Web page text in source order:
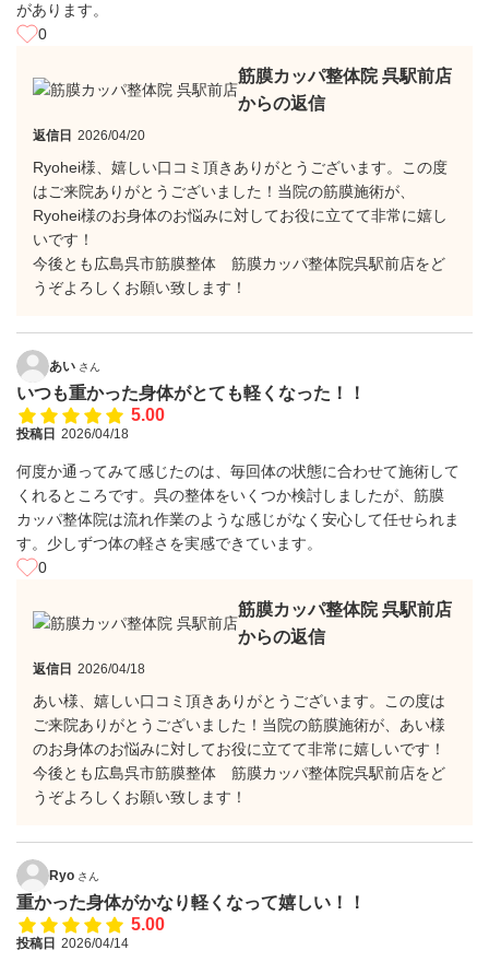
があります。
0
筋膜カッパ整体院 呉駅前店
からの返信
返信日 2026/04/20
Ryohei様、嬉しい口コミ頂きありがとうございます。この度
はご来院ありがとうございました！当院の筋膜施術が、
Ryohei様のお身体のお悩みに対してお役に立てて非常に嬉し
いです！
今後とも広島呉市筋膜整体 筋膜カッパ整体院呉駅前店をど
うぞよろしくお願い致します！
あい さん
いつも重かった身体がとても軽くなった！！
5.00
投稿日 2026/04/18
何度か通ってみて感じたのは、毎回体の状態に合わせて施術して
くれるところです。呉の整体をいくつか検討しましたが、筋膜
カッパ整体院は流れ作業のような感じがなく安心して任せられま
す。少しずつ体の軽さを実感できています。
0
筋膜カッパ整体院 呉駅前店
からの返信
返信日 2026/04/18
あい様、嬉しい口コミ頂きありがとうございます。この度は
ご来院ありがとうございました！当院の筋膜施術が、あい様
のお身体のお悩みに対してお役に立てて非常に嬉しいです！
今後とも広島呉市筋膜整体 筋膜カッパ整体院呉駅前店をど
うぞよろしくお願い致します！
Ryo さん
重かった身体がかなり軽くなって嬉しい！！
5.00
投稿日 2026/04/14